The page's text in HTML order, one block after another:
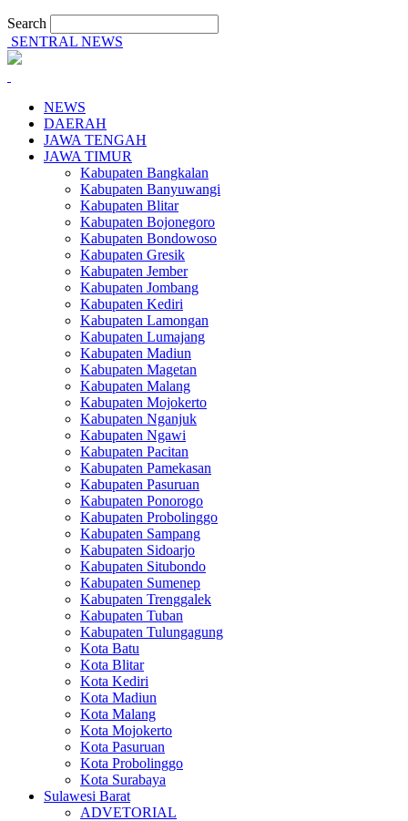
Search
SENTRAL NEWS
NEWS
DAERAH
JAWA TENGAH
JAWA TIMUR
Kabupaten Bangkalan
Kabupaten Banyuwangi
Kabupaten Blitar
Kabupaten Bojonegoro
Kabupaten Bondowoso
Kabupaten Gresik
Kabupaten Jember
Kabupaten Jombang
Kabupaten Kediri
Kabupaten Lamongan
Kabupaten Lumajang
Kabupaten Madiun
Kabupaten Magetan
Kabupaten Malang
Kabupaten Mojokerto
Kabupaten Nganjuk
Kabupaten Ngawi
Kabupaten Pacitan
Kabupaten Pamekasan
Kabupaten Pasuruan
Kabupaten Ponorogo
Kabupaten Probolinggo
Kabupaten Sampang
Kabupaten Sidoarjo
Kabupaten Situbondo
Kabupaten Sumenep
Kabupaten Trenggalek
Kabupaten Tuban
Kabupaten Tulungagung
Kota Batu
Kota Blitar
Kota Kediri
Kota Madiun
Kota Malang
Kota Mojokerto
Kota Pasuruan
Kota Probolinggo
Kota Surabaya
Sulawesi Barat
ADVETORIAL